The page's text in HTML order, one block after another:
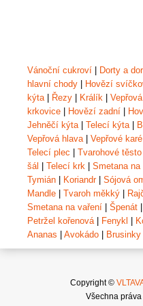
Vánoční cukroví Dorty a
hlavní chody
Hovězí
kýta| Řezy Králík
krkovice
Hovězí zadní
Jehněčí kýta| Telecí kýta|
Vepřová hlava| Vepřové karé
Telecí plec
Tvarohové těsto
šál
Telecí krk Smetana na
Tymián
Koriandr| Sójová
Mandle
Tvaroh měkký
Smetana na vaření
Špenát
Petržel kořenová| Fenykl
Ananas
Avokádo Brusinky
Copyright ©
Všechna